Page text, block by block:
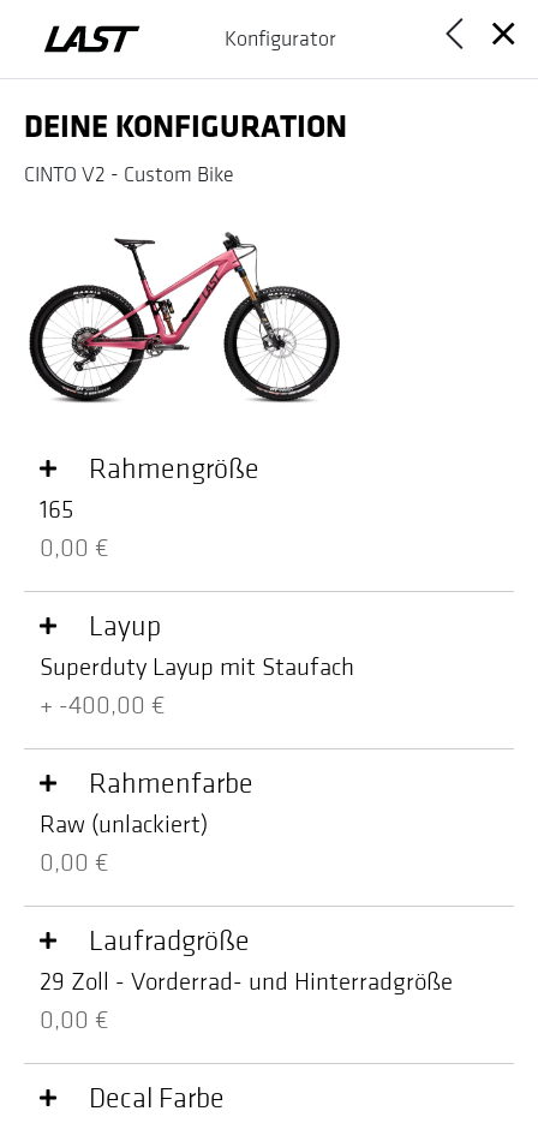
Konfigurator
DEINE KONFIGURATION
CINTO V2 - Custom Bike
Rahmengröße
165
0,00 €
Layup
Superduty Layup mit Staufach
+ -400,00 €
Rahmenfarbe
Raw (unlackiert)
0,00 €
Laufradgröße
29 Zoll - Vorderrad- und Hinterradgröße
0,00 €
Decal Farbe